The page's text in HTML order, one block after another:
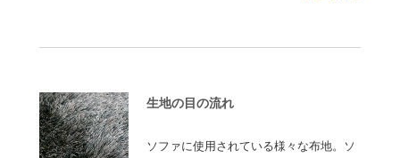
生地の目の流れ
ソファに使用されている様々な布地。ソ